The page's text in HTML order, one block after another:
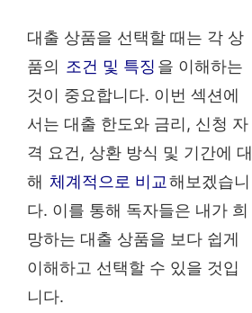
대출 상품을 선택할 때는 각 상
품의 조건 및 특징 을 이해하는
것이 중요합니다. 이번 섹션에
서는 대출 한도와 금리, 신청 자
격 요건, 상환 방식 및 기간에 대
해 체계적으로 비교 해보겠습니
다. 이를 통해 독자들은 내가 희
망하는 대출 상품을 보다 쉽게
이해하고 선택할 수 있을 것입
니다.